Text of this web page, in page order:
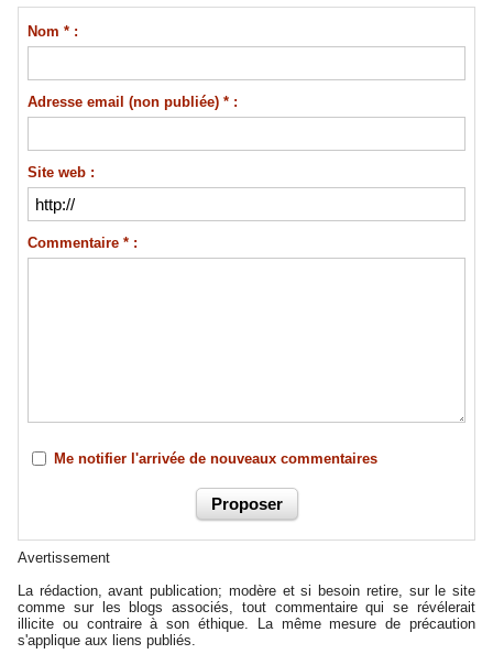
Nom * :
Adresse email (non publiée) * :
Site web :
Commentaire * :
Me notifier l'arrivée de nouveaux commentaires
Avertissement
La rédaction, avant publication; modère et si besoin retire, sur le site
comme sur les blogs associés, tout commentaire qui se révélerait
illicite ou contraire à son éthique. La même mesure de précaution
s'applique aux liens publiés.